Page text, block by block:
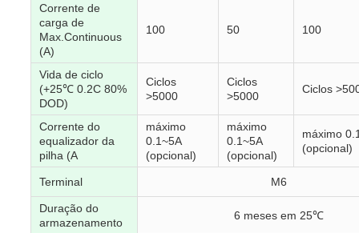
Corrente de
carga de
Max.Continuous
(A)
100 50 100
Vida de ciclo
(+25℃ 0.2C 80%
DOD)
Ciclos
>5000
Ciclos
>5000
Ciclos
Corrente do
equalizador da
pilha (A
máximo
0.1~5A
(opcional)
máximo
0.1~5A
(opcional)
máximo
(opcional)
Terminal M6
Duração do
armazenamento
6 meses em 25℃